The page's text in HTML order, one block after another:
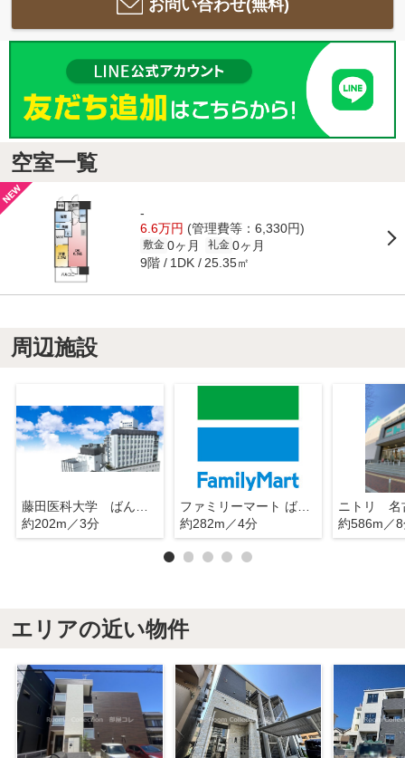
お問い合わせ(無料)
空室一覧
-
6.6万円 (管理費等：6,330円)
敷金 0ヶ月 礼金 0ヶ月
9階 1DK 25.35㎡
周辺施設
藤田医科大学 ばんたね病院
約202m／3分
ファミリーマート ばんたね病院店
約282m／4分
約586m／
エリアの近い物件